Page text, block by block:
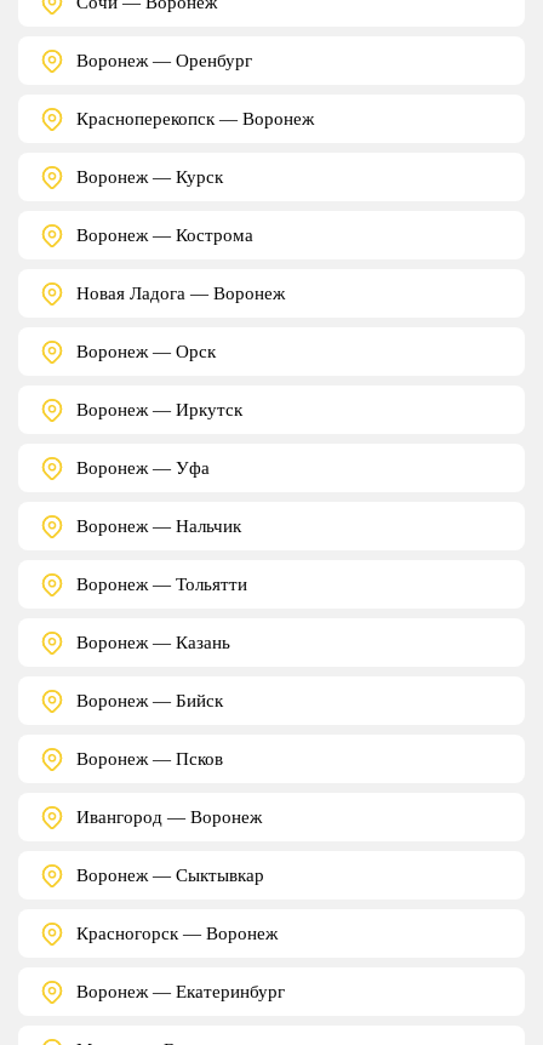
Воронеж — Оренбург
Красноперекопск — Воронеж
Воронеж — Курск
Воронеж — Кострома
Новая Ладога — Воронеж
Воронеж — Орск
Воронеж — Иркутск
Воронеж — Уфа
Воронеж — Нальчик
Воронеж — Тольятти
Воронеж — Казань
Воронеж — Бийск
Воронеж — Псков
Ивангород — Воронеж
Воронеж — Сыктывкар
Красногорск — Воронеж
Воронеж — Екатеринбург